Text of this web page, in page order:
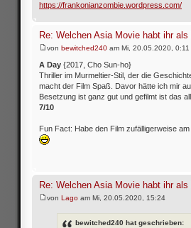
https://frankonianzombie.wordpress.com/
Re: Welchen Asia Movie habt ihr
von bewitched240 am Mi, 20.05.2020, 0:11
A Day {2017, Cho Sun-ho}
Thriller im Murmeltier-Stil, der die
macht der Film Spaß. Davor hätte ich mir
Besetzung ist ganz gut und gefilmt ist das
7/10
Fun Fact: Habe den Film zufälligerweise
Re: Welchen Asia Movie habt ihr
von Lago am Mi, 20.05.2020, 15:24
bewitched240 hat geschrieben: